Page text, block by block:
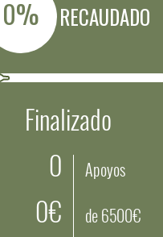
0% RECAUDADO
Finalizado
0
0€
Apoyos
de 6500€